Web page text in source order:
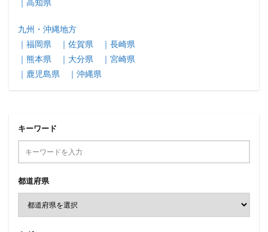
｜高知県
九州・沖縄地方
｜福岡県
｜佐賀県
｜長崎県
｜熊本県
｜大分県
｜宮崎県
｜鹿児島県
｜沖縄県
キーワード
都道府県